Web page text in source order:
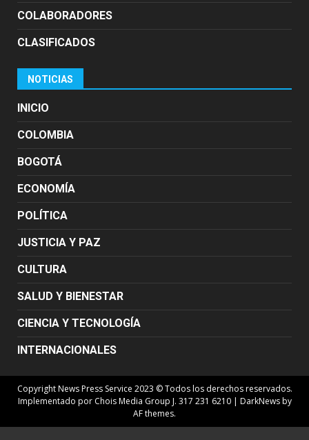
COLABORADORES
CLASIFICADOS
NOTICIAS
INICIO
COLOMBIA
BOGOTÁ
ECONOMÍA
POLÍTICA
JUSTICIA Y PAZ
CULTURA
SALUD Y BIENESTAR
CIENCIA Y TECNOLOGÍA
INTERNACIONALES
Copyright News Press Service 2023 © Todos los derechos reservados.
Implementado por Chois Media Group J. 317 231 6210 | DarkNewsby
AF themes.